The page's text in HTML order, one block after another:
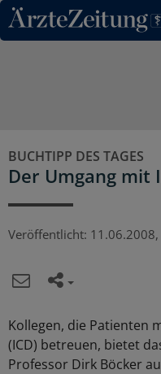
Direkt zum Inhaltsbereich
BUCHTIPP DES TAGES
Der Umgang mit
Veröffentlicht:
Kollegen, die Patienten
(ICD) betreuen, bietet
Professor Dirk Böcker